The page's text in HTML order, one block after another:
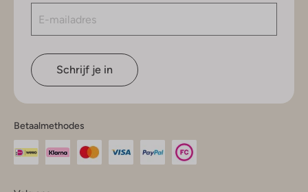
Schrijf je in
Betaalmethodes